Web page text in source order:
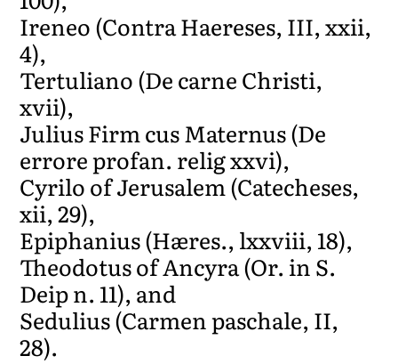
Ireneo (Contra Haereses, III, xxii,
4),
Tertuliano (De carne Christi,
xvii),
Julius Firm cus Maternus (De
errore profan. relig xxvi),
Cyrilo of Jerusalem (Catecheses,
xii, 29),
Epiphanius (Hæres., lxxviii, 18),
Theodotus of Ancyra (Or. in S.
Deip n. 11), and
Sedulius (Carmen paschale, II,
28).